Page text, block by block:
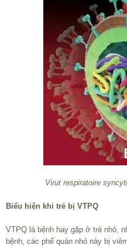
Virut respiratoire
Biểu hiện khi trẻ bị VTPQ
VTPQ là bệnh hay gặp ở trẻ nhỏ,
bệnh, các phế quản nhỏ này bị